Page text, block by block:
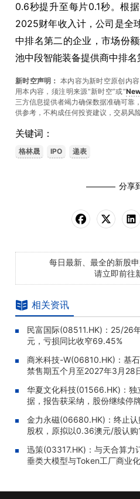
0.6秒提升至每片0.1秒。根
2025财年收入计，公司是全
中排名第二的企业，市场份
池中段智能装备提供商中排名
新时空声明： 本内容为新时空原创内
用本内容，须注明来源“新时空”或“
三方信息提供者竭力确保数据准确可靠
供参考，不构成任何投资建议，交易风险
关键词：
格林晟 IPO 递表
分享
每日最新、最全的新股
请立即前往
相关资讯
民富国际(08511.HK)：25/26
元，亏损同比收窄69.45%
商米科技-W(06810.HK)：基
禁售期五个月至2027年3月28
华夏文化科技(01566.HK)：独
据，报告获采纳，股份继续停
金力永磁(06680.HK)：终止
股权，原拟以0.36澳元/股认
迅策(03317.HK)：与天合算力
垂类大模型与Token工厂商业化